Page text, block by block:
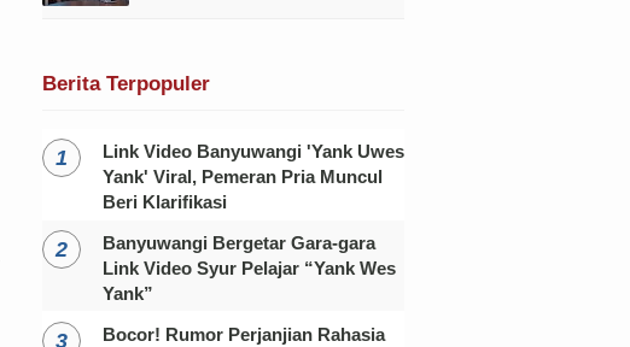
Berita Terpopuler
Link Video Banyuwangi 'Yank Uwes
Yank' Viral, Pemeran Pria Muncul
Beri Klarifikasi
Banyuwangi Bergetar Gara-gara
Link Video Syur Pelajar “Yank Wes
Yank”
Bocor! Rumor Perjanjian Rahasia